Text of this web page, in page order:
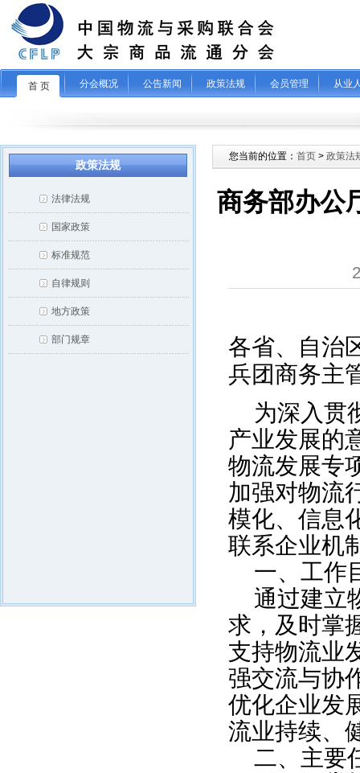
首 页 分会概况 公告新闻 政策法规 会员管理 从业
政策法规
法律法规
国家政策
标准规范
自律规则
地方政策
部门规章
您当前的位置： 首页 > 政策法
商务部办公
各省、自治
兵团商务主
为深入贯
产业发展的
物流发展专
加强对物流
模化、信息
联系企业机
一、工作
通过建立
求，及时掌
支持物流业
强交流与协
优化企业发
流业持续、
二、主要